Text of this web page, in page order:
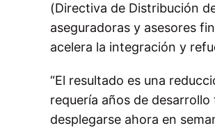
(Directiva de Distribución
aseguradoras y asesores
acelera la integración y
“El resultado es una
requería años de
desplegarse ahora en